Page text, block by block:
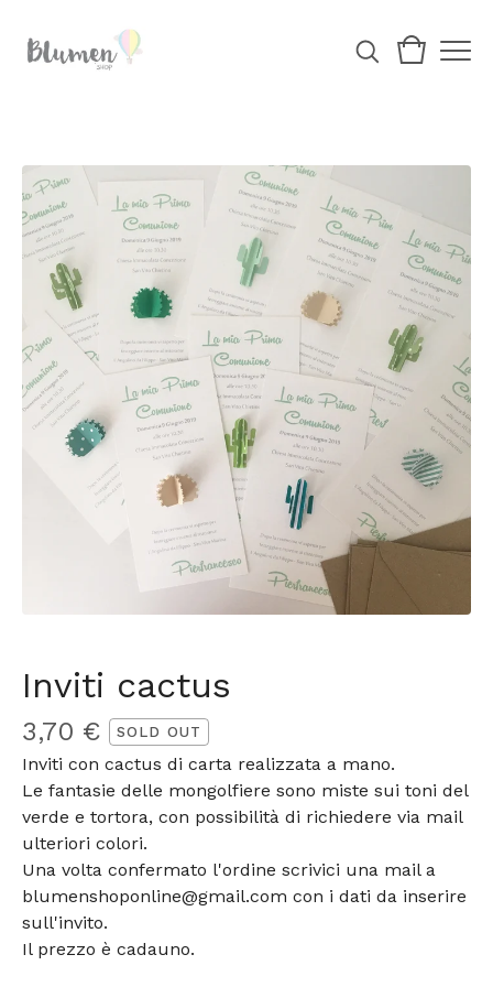
Inviti cactus
3,70 € SOLD OUT
Inviti con cactus di carta realizzata a mano.
Le fantasie delle mongolfiere sono miste sui toni del
verde e tortora, con possibilità di richiedere via mail
ulteriori colori.
Una volta confermato l'ordine scrivici una mail a
blumenshoponline@gmail.com con i dati da inserire
sull'invito.
Il prezzo è cadauno.